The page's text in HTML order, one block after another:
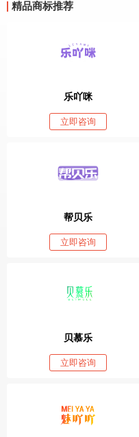
精品商标推荐
乐吖咪
立即咨询
帮贝乐
立即咨询
贝慕乐
立即咨询